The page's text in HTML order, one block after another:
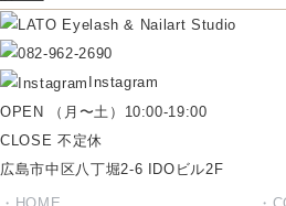
Instagram
OPEN （月〜土）10:00-19:00
CLOSE 不定休
広島市中区八丁堀2-6 IDOビル2F